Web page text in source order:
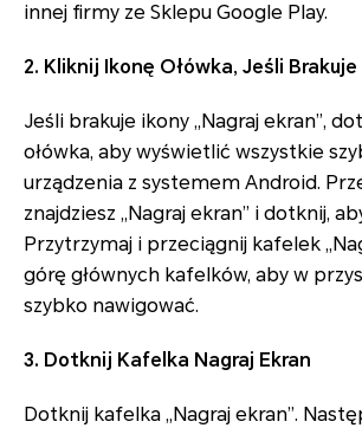
innej firmy ze Sklepu Google Play.
2. Kliknij Ikonę Ołówka, Jeśli
Jeśli brakuje ikony „Nagraj ekran”,
ołówka, aby wyświetlić wszystkie
urządzenia z systemem Android.
znajdziesz „Nagraj ekran” i dotknij,
Przytrzymaj i przeciągnij kafelek
górę głównych kafelków, aby w
szybko nawigować.
3. Dotknij Kafelka Nagraj Ekran
Dotknij kafelka „Nagraj ekran”.